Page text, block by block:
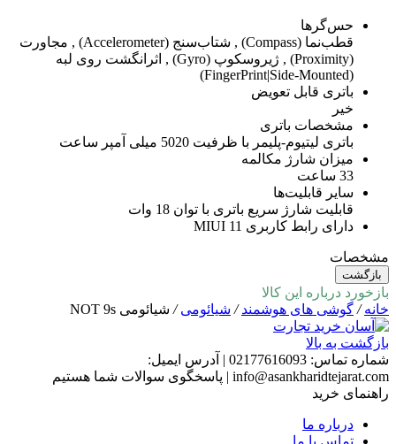
حس‌گرها
قطب‌نما (Compass) , شتاب‌سنج (Accelerometer) , مجاورت
(Proximity) , ژیروسکوپ (Gyro) , اثرانگشت روی لبه
(FingerPrint|Side-Mounted)
باتری قابل تعویض
خیر
مشخصات باتری
باتری لیتیوم-پلیمر با ظرفیت 5020 میلی آمپر ساعت
میزان شارژ مکالمه
33 ساعت
سایر قابلیت‌ها
قابلیت شارژ سریع باتری با توان 18 وات
دارای رابط کاربری MIUI 11
مشخصات
بازگشت
بازخورد درباره این کالا
خانه/ گوشی های هوشمند/ شیائومی/ شیائومی NOT 9s
بازگشت به بالا
شماره تماس: 02177616093
| آدرس ایمیل:
info@asankharidtejarat.com
| پاسخگوی سوالات شما هستیم
راهنمای خرید
درباره ما
تماس با ما